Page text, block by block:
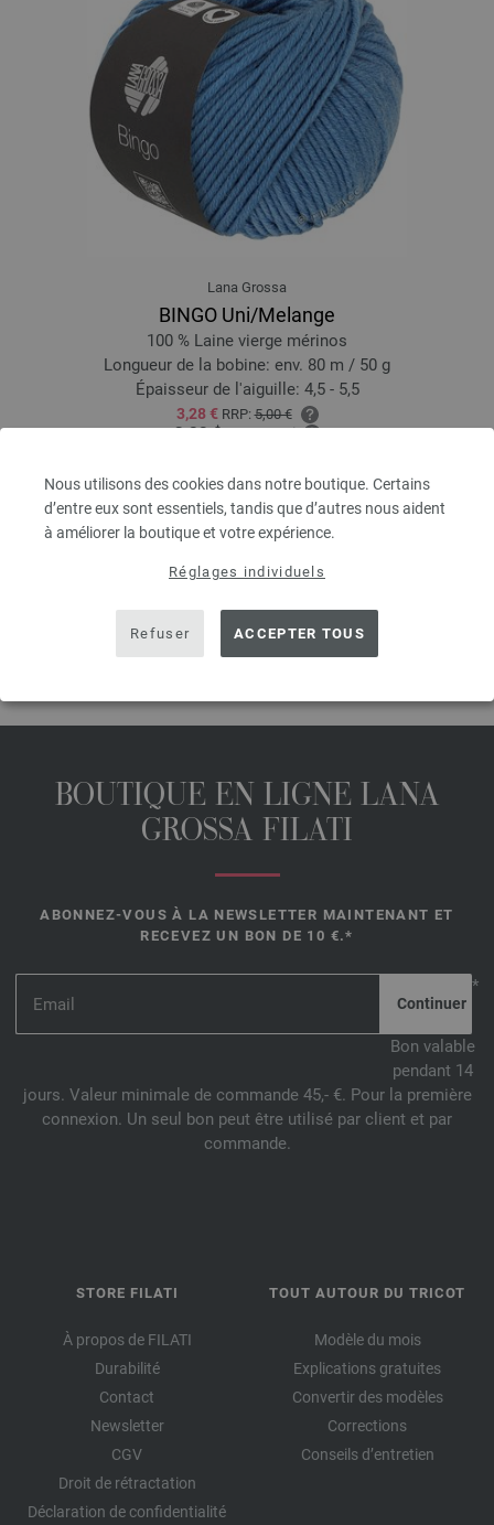
Nous utilisons des cookies dans notre boutique. Certains
d’entre eux sont essentiels, tandis que d’autres nous aident
à améliorer la boutique et votre expérience.
Réglages individuels
Refuser ACCEPTER TOUS
Lana Grossa
BINGO Uni/Melange
100 % Laine vierge mérinos
Longueur de la bobine: env. 80 m / 50 g
Épaisseur de l'aiguille: 4,5 - 5,5
3,28 € RRP:5,00 €
3,82 $
prev next
PARTAGER CETTE PAGE
BOUTIQUE EN LIGNE LANA
GROSSA FILATI
ABONNEZ-VOUS À LA NEWSLETTER MAINTENANT ET
RECEVEZ UN BON DE 10 €.*
*
Bon valable
pendant 14
jours. Valeur minimale de commande 45,- €. Pour la première
connexion. Un seul bon peut être utilisé par client et par
commande.
STORE FILATI
À propos de FILATI
Durabilité
Contact
Newsletter
CGV
Droit de rétractation
Déclaration de confidentialité
TOUT AUTOUR DU TRICOT
Modèle du mois
Explications gratuites
Convertir des modèles
Corrections
Conseils d’entretien